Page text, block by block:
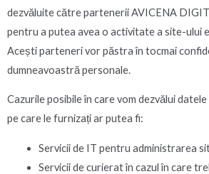
dezvăluite către partenerii AVICENA
pentru a putea avea o activitate a site-ului
Acești parteneri vor păstra în tocmai
dumneavoastră personale.
Cazurile posibile în care vom dezvălui
pe care le furnizați ar putea fi:
Servicii de IT pentru administrarea
Servicii de curierat în cazul în care